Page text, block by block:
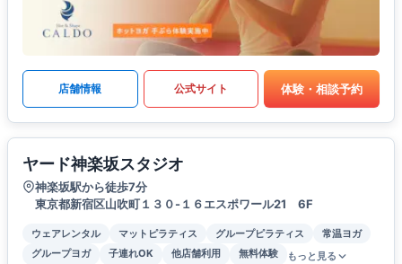
店舗情報 公式サイト 体験・相談予約
ヤード神楽坂スタジオ
神楽坂駅から徒歩7分
東京都新宿区山吹町１３０-１６エスポワール21 6F
ウェアレンタル マットピラティス グループピラティス
常温ヨガ
グループヨガ
子連れOK 他店舗利用 無料体験 もっと見る